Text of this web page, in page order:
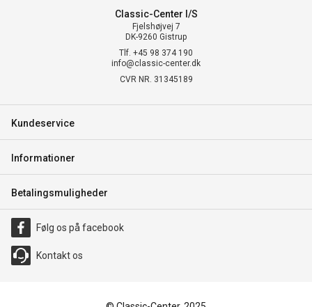
Classic-Center I/S
Fjelshøjvej 7
DK-9260 Gistrup
Tlf. +45 98 374 190
info@classic-center.dk
CVR NR. 31345189
Kundeservice
Informationer
Betalingsmuligheder
Følg os på facebook
Kontakt os